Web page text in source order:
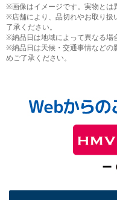
※画像はイメージです。実物とは
※店舗により、品切れやお取り扱
了承ください。
※納品日は地域によって異なる場
※納品日は天候・交通事情などの
めご了承ください。